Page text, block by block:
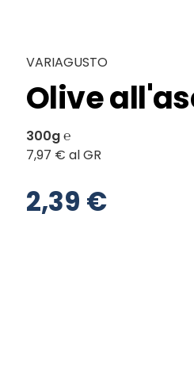
VARIAGUSTO
Olive
300g ℮
7,97 € al GR
2,39 €